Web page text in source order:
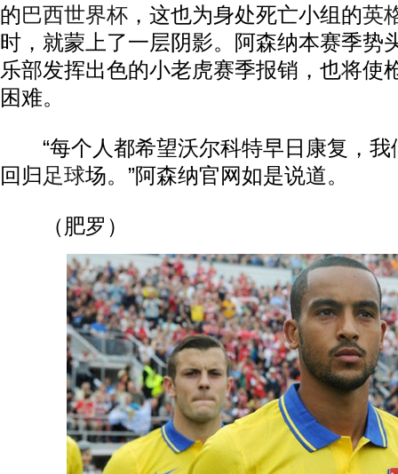
的巴西世界杯 ，这也为身处死亡小组的英
时，就蒙上了一层阴影。阿森纳本赛季势
乐部发挥出色的小老虎赛季报销，也将使
困难。
“每个人都希望沃尔科特早日康复，我
回归足球场。”阿森纳官网如是说道。
（肥罗）